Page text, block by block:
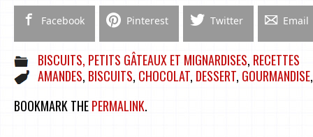
Facebook Pinterest Twitter Email
BISCUITS, PETITS GÂTEAUX ET MIGNARDISES, RECETTES
AMANDES, BISCUITS, CHOCOLAT, DESSERT, GOURMANDISE
BOOKMARK THEPERMALINK.